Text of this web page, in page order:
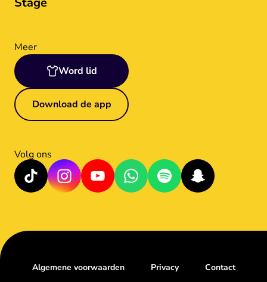
Meer
Word lid
Download de app
Volg ons
Algemene voorwaarden Privacy Contact